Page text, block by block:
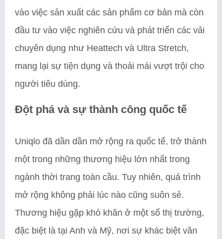
vào việc sản xuất các sản phẩm cơ bản mà còn
đầu tư vào việc nghiên cứu và phát triển các vải
chuyên dụng như Heattech và Ultra Stretch,
mang lại sự tiện dụng và thoải mái vượt trội cho
người tiêu dùng.
Đột phá và sự thành công quốc tế
Uniqlo đã dần dần mở rộng ra quốc tế, trở thành
một trong những thương hiệu lớn nhất trong
ngành thời trang toàn cầu. Tuy nhiên, quá trình
mở rộng không phải lúc nào cũng suôn sẻ.
Thương hiệu gặp khó khăn ở một số thị trường,
đặc biệt là tại Anh và Mỹ, nơi sự khác biệt văn